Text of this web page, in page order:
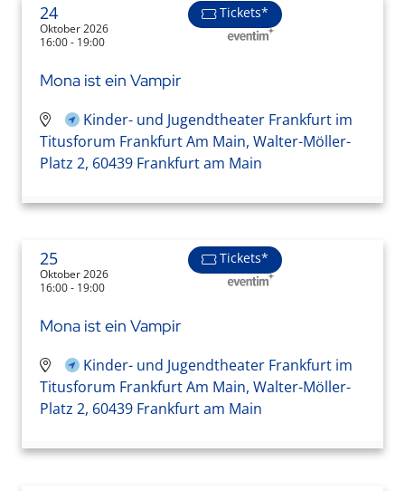
24
Oktober 2026
16:00 - 19:00
Tickets*
Mona ist ein Vampir
Kinder- und Jugendtheater Frankfurt im
Titusforum Frankfurt Am Main, Walter-Möller-
Platz 2, 60439 Frankfurt am Main
25
Oktober 2026
16:00 - 19:00
Tickets*
Mona ist ein Vampir
Kinder- und Jugendtheater Frankfurt im
Titusforum Frankfurt Am Main, Walter-Möller-
Platz 2, 60439 Frankfurt am Main